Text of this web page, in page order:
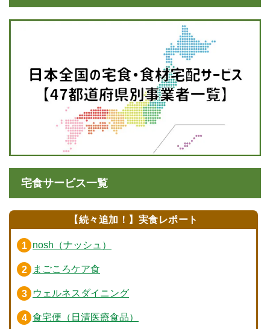
宅食サービス一覧
【続々追加！】実食レポート
nosh（ナッシュ）
まごころケア食
ウェルネスダイニング
食宅便（日清医療食品）